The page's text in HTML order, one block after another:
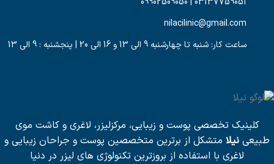
nilacilinic@gmail.com
ساعت کار: شنبه تا چهارشنبه 9 الی 13 و 16 الی 20 | پنجشنبه : 9 الی 13
کلینیک تخصصی پوست و زیبایی، مرکزلیزر، لاغری و کاشت موی
طبیعی نیلا متشکل از برترین متخصصین پوست و جراحان زیبایی و
لاغری با استفاده از بروزترین تکنولوژی های لیزر در دنیا